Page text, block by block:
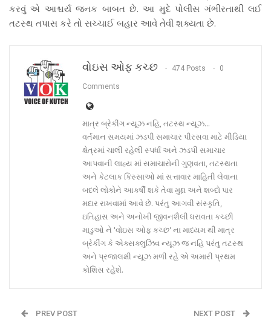
કરવું એ આશ્ચર્ય જનક બાબત છે. આ મુદે પોલીસ ગંભીરતાથી લઈ
તટસ્થ તપાસ કરે તો સચ્ચાઈ બહાર આવે તેવી શક્યતા છે.
વોઇસ ઓફ કચ્છ 474 Posts 0
Comments
માત્ર બ્રેકીંગ ન્યૂઝ નહિ, તટસ્થ ન્યૂઝ...
વર્તમાન સમયમાં ઝડપી સમાચાર પીરસવા માટે મીડિયા
ક્ષેત્રમાં ચાલી રહેલી સ્પર્ધા અને ઝડપી સમાચાર
આપવાની લાહ્ય માં સમાચારોની ગુણવતા, તટસ્થતા
અને કેટલાક કિસ્સાઓ માં સત્તાવાર માહિતી લેવાના
બદલે લોકોને આકર્ષી શકે તેવા મુદ્દા અને શબ્દો પાર
મદાર રાખવામાં આવે છે. પરંતુ આગવી સંસ્કૃતિ,
ઇતિહાસ અને અનોખી જીવનશૈલી ધરાવતા કચ્છી
માડુઓ ને 'વોઇસ ઓફ કચ્છ' ના માધ્યમ થી માત્ર
બ્રેકીંગ કે એક્સક્લુઝિવ ન્યૂઝ જ નહિ પરંતુ તટસ્થ
અને પ્રજાલક્ષી ન્યૂઝ મળી રહે એ અમારી પ્રથમ
કોશિસ રહેશે.
PREV POST NEXT POST